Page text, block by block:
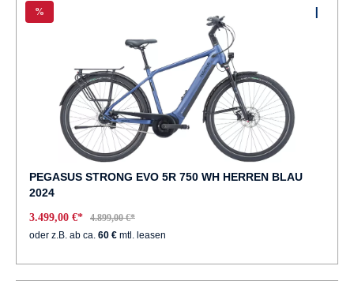
%
PEGASUS STRONG EVO 5R 750 WH HERREN BLAU
2024
3.499,00 €*
4.899,00 €*
oder z.B. ab ca. 60 € mtl. leasen